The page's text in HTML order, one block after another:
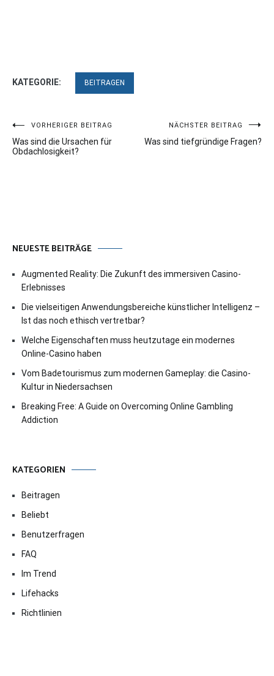
KATEGORIE: BEITRAGEN
Beitragsnavigation
VORHERIGER BEITRAG
Was sind die Ursachen für
Obdachlosigkeit?
NÄCHSTER BEITRAG
Was sind tiefgründige Fragen?
NEUESTE BEITRÄGE
Augmented Reality: Die Zukunft des immersiven Casino-
Erlebnisses
Die vielseitigen Anwendungsbereiche künstlicher Intelligenz –
Ist das noch ethisch vertretbar?
Welche Eigenschaften muss heutzutage ein modernes
Online-Casino haben
Vom Badetourismus zum modernen Gameplay: die Casino-
Kultur in Niedersachsen
Breaking Free: A Guide on Overcoming Online Gambling
Addiction
KATEGORIEN
Beitragen
Beliebt
Benutzerfragen
FAQ
Im Trend
Lifehacks
Richtlinien